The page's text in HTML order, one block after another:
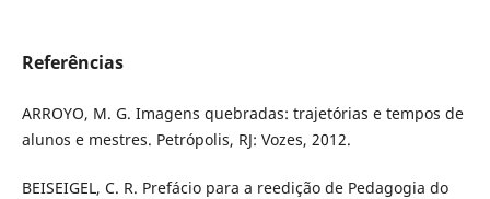
Referências
ARROYO, M. G. Imagens quebradas: trajetórias e tempos de
alunos e mestres. Petrópolis, RJ: Vozes, 2012.
BEISEIGEL, C. R. Prefácio para a reedição de Pedagogia do